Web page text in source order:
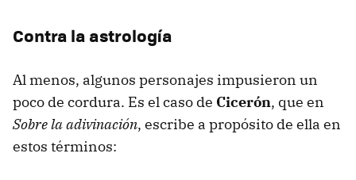
Contra la astrología
Al menos, algunos personajes impusieron un
poco de cordura. Es el caso de Cicerón, que en
Sobre la adivinación, escribe a propósito de ella en
estos términos: